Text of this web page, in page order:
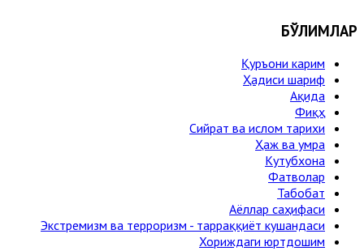
БЎЛИМЛАР
Қуръони карим
Ҳадиси шариф
Ақида
Фиқҳ
Сийрат ва ислом тарихи
Ҳаж ва умра
Кутубхона
Фатволар
Табобат
Аёллар саҳифаси
Экстремизм ва терроризм - тарраққиёт кушандаси
Хориждаги юртдошим